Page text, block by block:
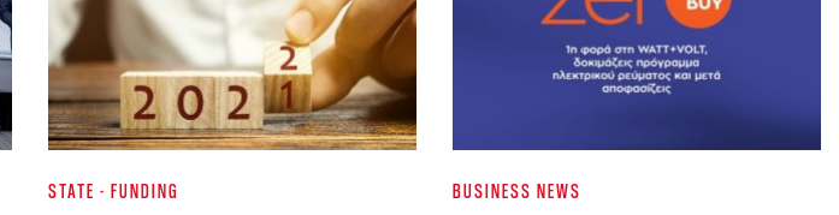
STATE - FUNDING BUSINESS NEWS